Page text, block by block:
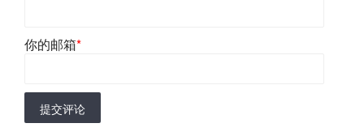
你的邮箱*
提交评论